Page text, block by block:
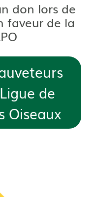
don lors de
faveur de la
de
Oiseaux